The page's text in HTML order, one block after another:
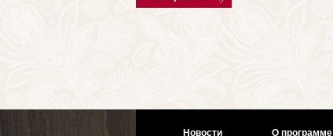
Новости О программе